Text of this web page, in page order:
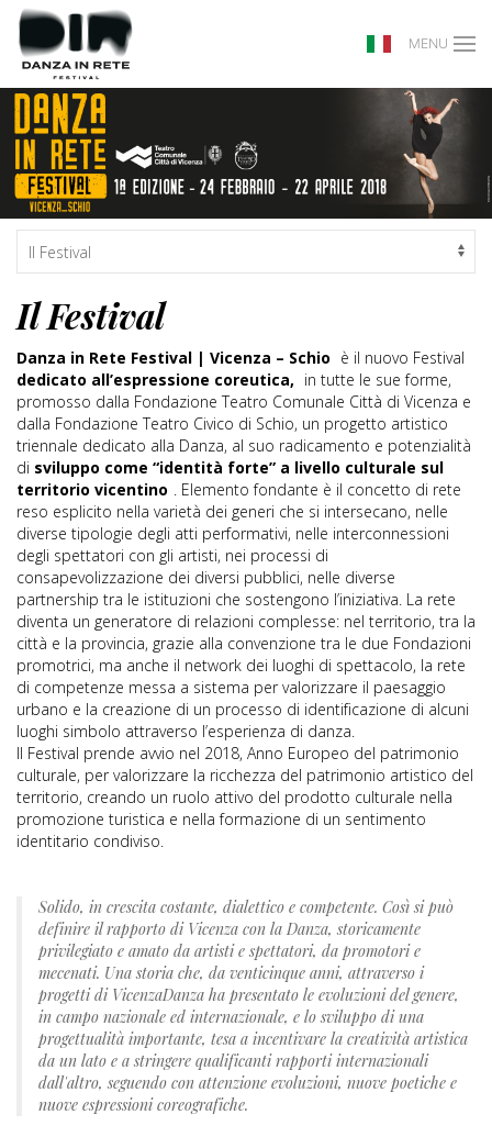
MENU
Il Festival
Danza in Rete Festival | Vicenza – Schio è il nuovo Festival
dedicato all’espressione coreutica, in tutte le sue forme,
promosso dalla Fondazione Teatro Comunale Città di Vicenza e
dalla Fondazione Teatro Civico di Schio, un progetto artistico
triennale dedicato alla Danza, al suo radicamento e potenzialità
di sviluppo come “identità forte” a livello culturale sul
territorio vicentino . Elemento fondante è il concetto di rete
reso esplicito nella varietà dei generi che si intersecano, nelle
diverse tipologie degli atti performativi, nelle interconnessioni
degli spettatori con gli artisti, nei processi di
consapevolizzazione dei diversi pubblici, nelle diverse
partnership tra le istituzioni che sostengono l’iniziativa. La rete
diventa un generatore di relazioni complesse: nel territorio, tra la
città e la provincia, grazie alla convenzione tra le due Fondazioni
promotrici, ma anche il network dei luoghi di spettacolo, la rete
di competenze messa a sistema per valorizzare il paesaggio
urbano e la creazione di un processo di identificazione di alcuni
luoghi simbolo attraverso l’esperienza di danza.
Il Festival prende avvio nel 2018, Anno Europeo del patrimonio
culturale, per valorizzare la ricchezza del patrimonio artistico del
territorio, creando un ruolo attivo del prodotto culturale nella
promozione turistica e nella formazione di un sentimento
identitario condiviso.
Solido, in crescita costante, dialettico e competente. Così si può
definire il rapporto di Vicenza con la Danza, storicamente
privilegiato e amato da artisti e spettatori, da promotori e
mecenati. Una storia che, da venticinque anni, attraverso i
progetti di VicenzaDanza ha presentato le evoluzioni del genere,
in campo nazionale ed internazionale, e lo sviluppo di una
progettualità importante, tesa a incentivare la creatività artistica
da un lato e a stringere qualificanti rapporti internazionali
dall'altro, seguendo con attenzione evoluzioni, nuove poetiche e
nuove espressioni coreografiche.